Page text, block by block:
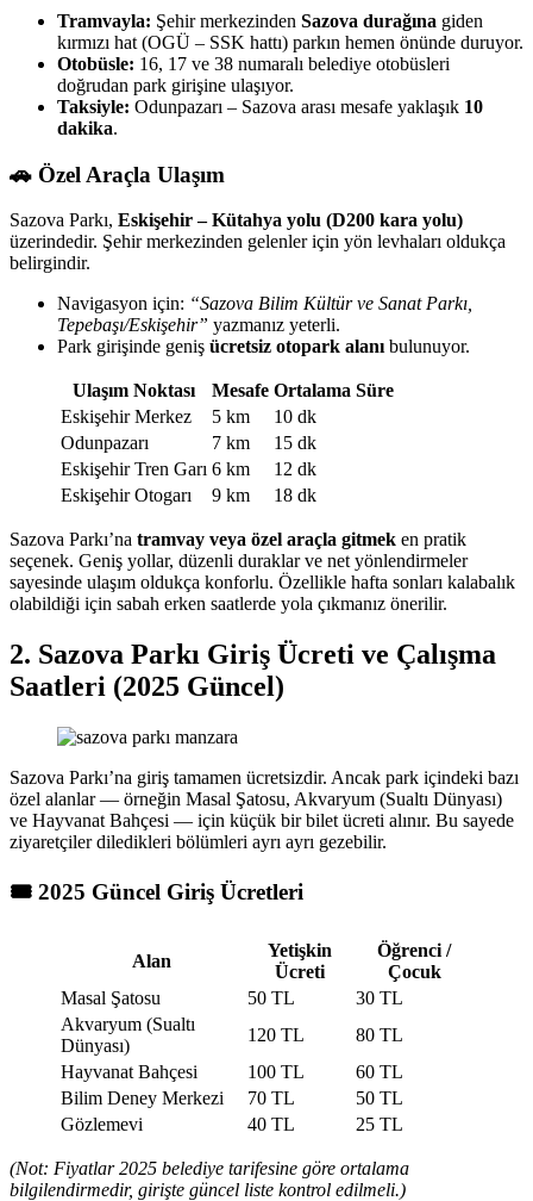
Tramvayla: Şehir merkezinden Sazova durağına giden
kırmızı hat (OGÜ – SSK hattı) parkın hemen önünde duruyor.
Otobüsle: 16, 17 ve 38 numaralı belediye otobüsleri
doğrudan park girişine ulaşıyor.
Taksiyle: Odunpazarı – Sazova arası mesafe yaklaşık 10
dakika.
🚗 Özel Araçla Ulaşım
Sazova Parkı, Eskişehir – Kütahya yolu (D200 kara yolu)
üzerindedir. Şehir merkezinden gelenler için yön levhaları oldukça
belirgindir.
Navigasyon için: “Sazova Bilim Kültür ve Sanat Parkı,
Tepebaşı/Eskişehir” yazmanız yeterli.
Park girişinde geniş ücretsiz otopark alanıbulunuyor.
Ulaşım Noktası Mesafe Ortalama Süre
Eskişehir Merkez
5 km
10 dk
Odunpazarı
7 km
15 dk
Eskişehir Tren Garı 6 km
12 dk
Eskişehir Otogarı
9 km 18 dk
Sazova Parkı’na tramvay veya özel araçla gitmek en pratik
seçenek. Geniş yollar, düzenli duraklar ve net yönlendirmeler
sayesinde ulaşım oldukça konforlu. Özellikle hafta sonları kalabalık
olabildiği için sabah erken saatlerde yola çıkmanız önerilir.
2. Sazova Parkı Giriş Ücreti ve Çalışma
Saatleri (2025 Güncel)
Sazova Parkı’na giriş tamamen ücretsizdir. Ancak park içindeki bazı
özel alanlar — örneğin Masal Şatosu, Akvaryum (Sualtı Dünyası)
ve Hayvanat Bahçesi — için küçük bir bilet ücreti alınır. Bu sayede
ziyaretçiler diledikleri bölümleri ayrı ayrı gezebilir.
🎟️ 2025 Güncel Giriş Ücretleri
Alan
Yetişkin
Ücreti
Öğrenci /
Çocuk
Masal Şatosu
50 TL
30 TL
Akvaryum (Sualtı
Dünyası)
120 TL
80 TL
Hayvanat Bahçesi
100 TL
60 TL
Bilim Deney Merkezi
70 TL
50 TL
Gözlemevi
40 TL 25 TL
(Not: Fiyatlar 2025 belediye tarifesine göre ortalama
bilgilendirmedir, girişte güncel liste kontrol edilmeli.)